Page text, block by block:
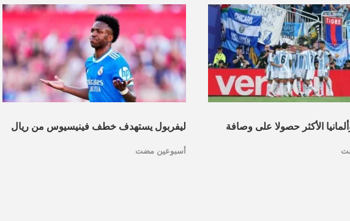
الأكثر حصولا على وصافة ليفربول يستهدف خطف فينيسيوس من ريال
أسبوعين مضت